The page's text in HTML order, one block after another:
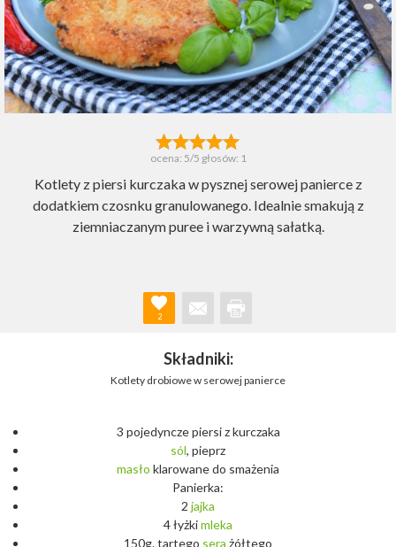
ocena: 5/5 głosów: 1
Kotlety z piersi kurczaka w pysznej serowej panierce z
dodatkiem czosnku granulowanego. Idealnie smakują z
ziemniaczanym puree i warzywną sałatką.
2
Składniki:
Kotlety drobiowe w serowej panierce
3 pojedyncze piersi z kurczaka
sól, pieprz
masło klarowane do smażenia
Panierka:
2 jajka
4 łyżkimleka
150g. tartego sera żółtego